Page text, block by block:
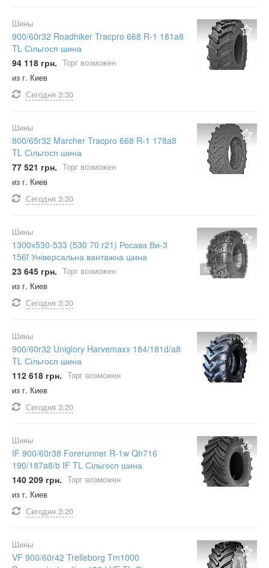
Шины
900/60r32 Roadhiker Tracpro 668 R-1 181a8
TL Сільгосп шина
94 118 грн. Торг возможен
из г. Киев
Сегодня 3:30
Шины
800/65r32 Marcher Tracpro 668 R-1 178a8
TL Сільгосп шина
77 521 грн. Торг возможен
из г. Киев
Сегодня 3:30
12
Шины
1300х530-533 (530 70 r21) Росава Ви-3
156f Універсальна вантажна шина
23 645 грн. Торг возможен
из г. Киев
Сегодня 3:30
Шины
900/60r32 Uniglory Harvemaxx 184/181d/a8
TL Сільгосп шина
112 618 грн. Торг возможен
из г. Киев
Сегодня 3:20
Шины
IF 900/60r38 Forerunner R-1w Qh716
190/187a8/b IF TL Сільгосп шина
140 209 грн. Торг возможен
из г. Киев
Сегодня 3:20
Шины
VF 900/60r42 Trelleborg Tm1000